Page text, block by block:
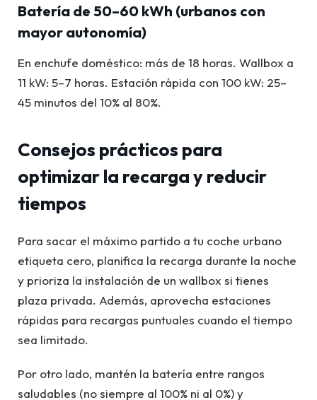
Batería de 50–60 kWh (urbanos con
mayor autonomía)
En enchufe doméstico: más de 18 horas. Wallbox a
11 kW: 5–7 horas. Estación rápida con 100 kW: 25–
45 minutos del 10% al 80%.
Consejos prácticos para
optimizar la recarga y reducir
tiempos
Para sacar el máximo partido a tu coche urbano
etiqueta cero, planifica la recarga durante la noche
y prioriza la instalación de un wallbox si tienes
plaza privada. Además, aprovecha estaciones
rápidas para recargas puntuales cuando el tiempo
sea limitado.
Por otro lado, mantén la batería entre rangos
saludables (no siempre al 100% ni al 0%) y